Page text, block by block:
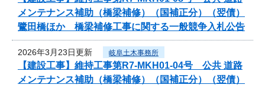
メンテナンス補助（橋梁補修）（国補正分）（翌債）
鷺田橋ほか 橋梁補修工事に関する一般競争入札公告
2026年3月23日更新 岐阜土木事務所
【建設工事】維持工事第R7-MKH01-04号 公共 道路
メンテナンス補助（橋梁補修）（国補正分）（翌債）